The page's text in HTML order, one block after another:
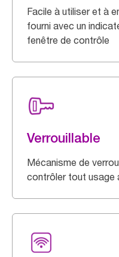
Facile à utiliser et à
fourni avec un
fenêtre de contrôle
Verrouillable
Mécanisme de
contrôler tout usage